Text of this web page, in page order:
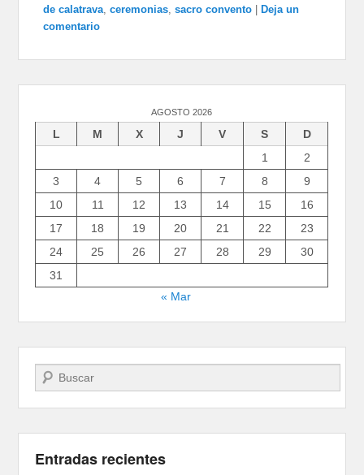
de calatrava,ceremonias,sacro convento
Deja un
comentario
AGOSTO 2026
L M X J V S
D
1
2
3
4 5 6 7 8
9
10
11 12 13 14 15
16
17
18 19 20 21 22
23
24
25 26 27 28 29
30
31
« Mar
Buscar
Entradas recientes